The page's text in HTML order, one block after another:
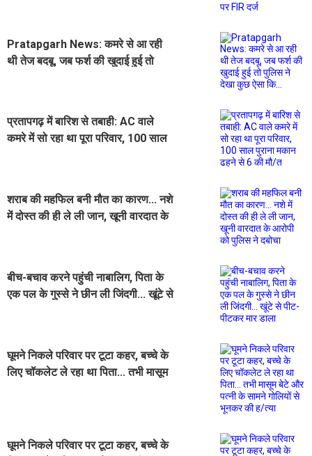
Pratapgarh News: कमरे से आ रही
थी तेज बदबू, जब फर्श की खुदाई हुई तो
प्रतापगढ़ में बारिश से तबाही: AC वाले
कमरे में सो रहा था पूरा परिवार, 100 साल
शराब की महफिल बनी मौत का कारण... नशे
में दोस्त की ही ले ली जान, खूनी वारदात के
बीच-बचाव करने पहुंची नाबालिग, पिता के
एक पल के गुस्से ने छीन ली जिंदगी... खूंटे से
घूमने निकले परिवार पर टूटा कहर, बच्चे के
लिए चॉकलेट ले रहा था पिता... तभी मासूम
घूमने निकले परिवार पर टूटा कहर, बच्चे के